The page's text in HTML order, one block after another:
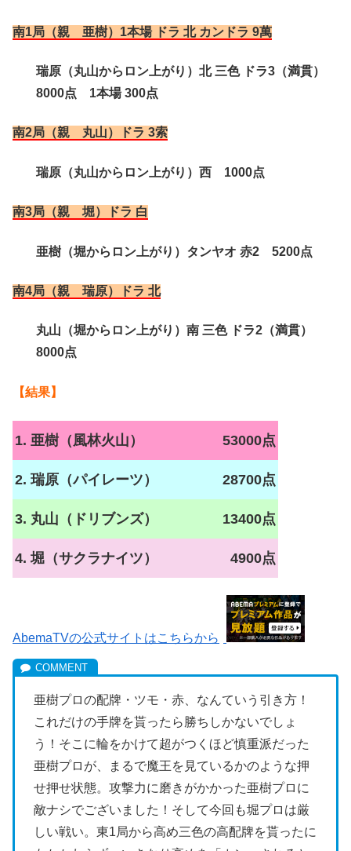
南1局（親 亜樹）1本場 ドラ 北 カンドラ 9萬
瑞原（丸山からロン上がり）北 三色 ドラ3（満貫）
8000点 1本場 300点
南2局（親 丸山）ドラ 3索
瑞原（丸山からロン上がり）西 1000点
南3局（親 堀）ドラ 白
亜樹（堀からロン上がり）タンヤオ 赤2 5200点
南4局（親 瑞原）ドラ 北
丸山（堀からロン上がり）南 三色 ドラ2（満貫）
8000点
【結果】
1. 亜樹（風林火山） 53000点
2. 瑞原（パイレーツ） 28700点
3. 丸山（ドリブンズ） 13400点
4. 堀（サクラナイツ） 4900点
AbemaTVの公式サイトはこちらから
亜樹プロの配牌・ツモ・赤、なんていう引き方！
これだけの手牌を貰ったら勝ちしかないでしょ
う！そこに輪をかけて超がつくほど慎重派だった
亜樹プロが、まるで魔王を見ているかのような押
せ押せ状態。攻撃力に磨きがかかった亜樹プロに
敵ナシでございました！そして今回も堀プロは厳
しい戦い。東1局から高め三色の高配牌を貰ったに